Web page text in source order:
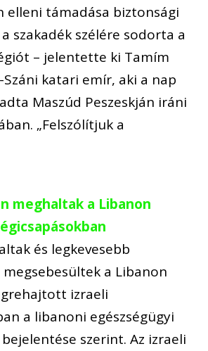
elleni támadása biztonsági
szakadék szélére sodorta a
– jelentette ki Tamím
katari emír, aki a nap
Maszúd Peszeskján iráni
„Felszólítjuk a
meghaltak a Libanon
és legkevesebb
a Libanon
izraeli
a libanoni egészségügyi
szerint. Az izraeli